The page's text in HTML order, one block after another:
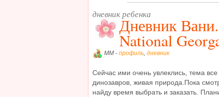
дневник ребенка
Дневник
National
MM - профиль, дневник
Сейчас ими очень увлеклись, тема
динозавров, живая природа.Пока
найду время выбрать и заказать.